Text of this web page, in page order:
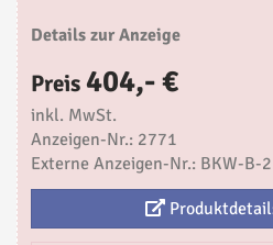
Details zur Anzeige
Preis404,- €
inkl. MwSt.
Anzeigen-Nr.: 2771
Externe Anzeigen-Nr.: BKW-B-2